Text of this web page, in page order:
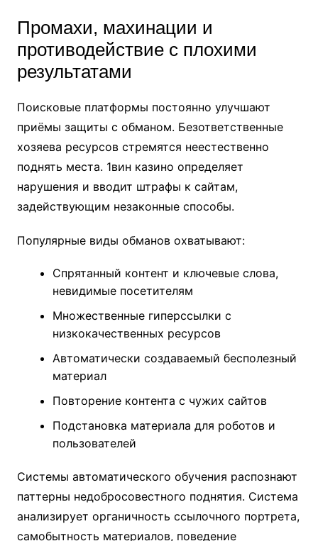
Промахи, махинации и
противодействие с плохими
результатами
Поисковые платформы постоянно улучшают
приёмы защиты с обманом. Безответственные
хозяева ресурсов стремятся неестественно
поднять места. 1вин казино определяет
нарушения и вводит штрафы к сайтам,
задействующим незаконные способы.
Популярные виды обманов охватывают:
Спрятанный контент и ключевые слова,
невидимые посетителям
Множественные гиперссылки с
низкокачественных ресурсов
Автоматически создаваемый бесполезный
материал
Повторение контента с чужих сайтов
Подстановка материала для роботов и
пользователей
Системы автоматического обучения распознают
паттерны недобросовестного поднятия. Система
анализирует органичность ссылочного портрета,
самобытность материалов, поведение